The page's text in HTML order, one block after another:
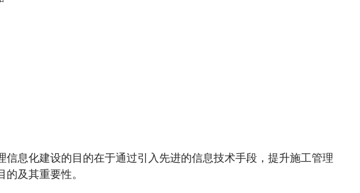
息化建设的目的在于通过引入先进的信息技术手段，提升施工管理
及其重要性。